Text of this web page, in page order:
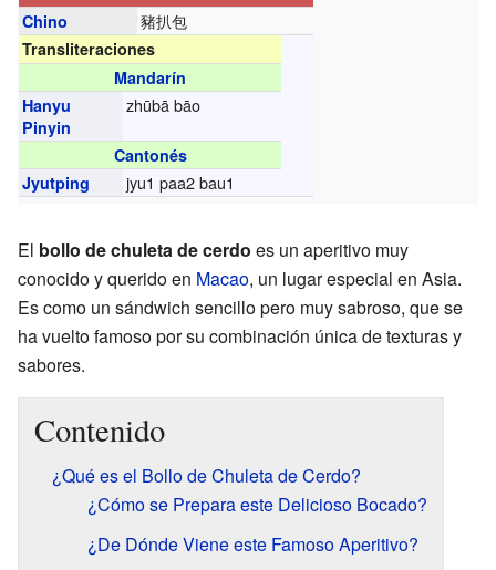
Chino
豬扒包
Transliteraciones
Mandarín
Hanyu
Pinyin
zhūbā bāo
Cantonés
Jyutping
jyu1 paa2 bau1
El bollo de chuleta de cerdo es un aperitivo muy
conocido y querido en Macao, un lugar especial en Asia.
Es como un sándwich sencillo pero muy sabroso, que se
ha vuelto famoso por su combinación única de texturas y
sabores.
Contenido
¿Qué es el Bollo de Chuleta de Cerdo?
¿Cómo se Prepara este Delicioso Bocado?
¿De Dónde Viene este Famoso Aperitivo?